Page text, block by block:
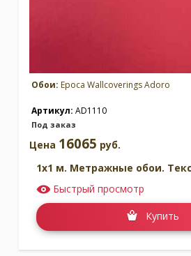
Обои: Epoca Wallcoverings Adoro
Артикул: AD1110
Под заказ
Цена 16065 руб.
1x1 м. Метражные обои.
Быстрый просмотр
Купить